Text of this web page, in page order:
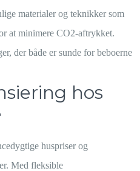
materialer og teknikker som
at minimere CO2-aftrykket.
der både er sunde for beboerne
hos
huspriser og
Med fleksible